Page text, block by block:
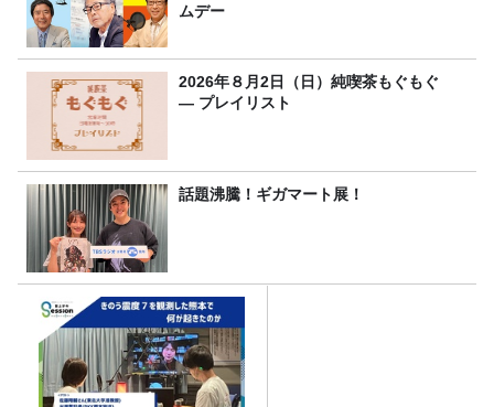
ムデー
2026年８月2日（日）純喫茶もぐもぐ
― プレイリスト
話題沸騰！ギガマート展！